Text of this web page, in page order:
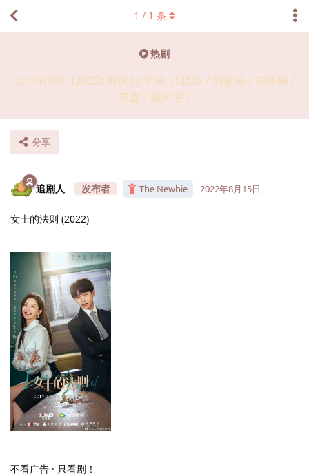
热剧
女士的法则 (2022) 电视剧 主演: 江疏影 / 刘敏涛 / 彭昱畅 /
高鑫 / 戴向宇 /
分享
1 / 1 条
追剧人 The Newbie 2022年8月15日
女士的法则 (2022)
不看广告 · 只看剧！